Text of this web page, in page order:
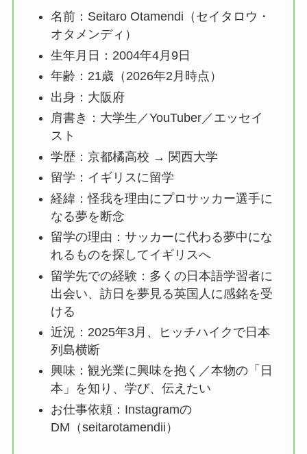
名前：Seitaro Otamendi（セイタロウ・
オタメンディ）
生年月日：2004年4月9日
年齢：21歳（2026年2月時点）
出身：大阪府
肩書き：大学生／YouTuber／エッセイ
スト
学歴：京都橘高校 → 関西大学
留学：イギリスに留学
経緯：怪我を理由にプロサッカー選手に
なる夢を断念
留学の理由：サッカーに代わる夢中にな
れるものを探してイギリスへ
留学先での経験：多くの日本語学習者に
出会い、訪日を夢見る英国人に感銘を受
ける
近況：2025年3月、ヒッチハイクで日本
列島横断
興味：観光業に興味を抱く／本物の「日
本」を知り、学び、伝えたい
お仕事依頼：Instagramの
DM（seitarotamendii）